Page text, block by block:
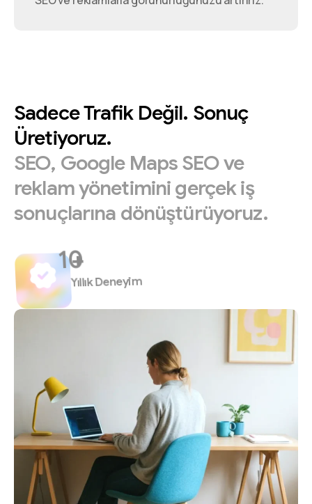
SadeceTrafik Değil. Sonuç
Üretiyoruz.
SEO, Google MapsSEOve
reklamyönetiminigerçekiş
sonuçlarına dönüştürüyoruz.
+
Yıllık Deneyim